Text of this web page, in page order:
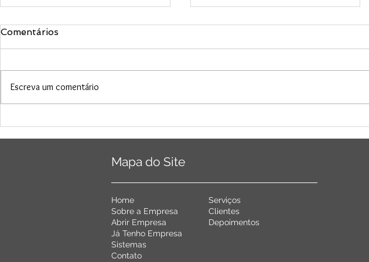
Comentários
Escreva um comentário
Mapa do Site
Home
Sobre a Empresa
Abrir Empresa
Já Tenho Empresa
Sistemas
Contato
Serviços
Clientes
Depoimentos